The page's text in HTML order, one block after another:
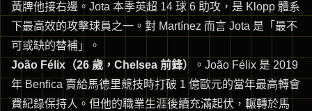
黃牌他接右邊。Jota 本季英超 14 球 6 助攻，是 Klopp 體系
下最高效的攻擊球員之一。對 Martínez 而言 Jota 是「最不
可或缺的替補」。
João Félix（26 歲，Chelsea 前鋒）
。João Félix 是 2019
年 Benfica 賣給馬德里競技時打破 1 億歐元的當年最高轉會
費紀錄保持人。但他的職業生涯後續充滿起伏，輾轉於馬